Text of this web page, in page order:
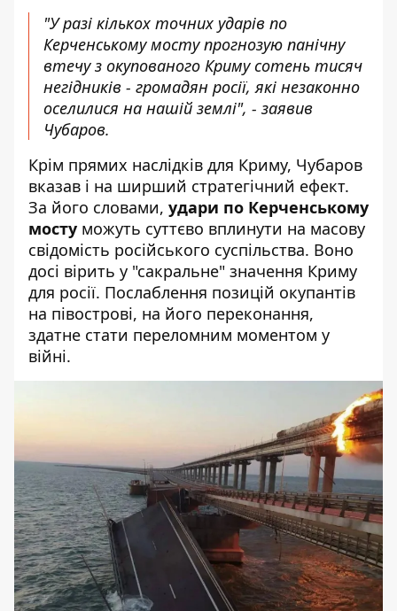
"У разі кількох точних ударів по
Керченському мосту прогнозую панічну
втечу з окупованого Криму сотень тисяч
негідників - громадян росії, які незаконно
оселилися на нашій землі", - заявив
Чубаров.
Крім прямих наслідків для Криму, Чубаров
вказав і на ширший стратегічний ефект.
За його словами, удари по Керченському
мосту можуть суттєво вплинути на масову
свідомість російського суспільства. Воно
досі вірить у "сакральне" значення Криму
для росії. Послаблення позицій окупантів
на півострові, на його переконання,
здатне стати переломним моментом у
війні.